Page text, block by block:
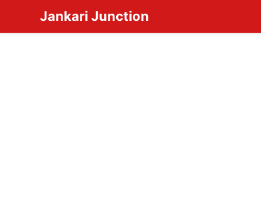
content
Jankari Junction